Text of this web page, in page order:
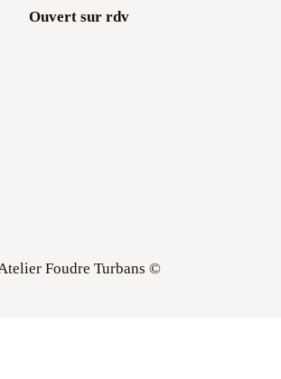
Ouvert sur rdv
Atelier Foudre Turbans ©